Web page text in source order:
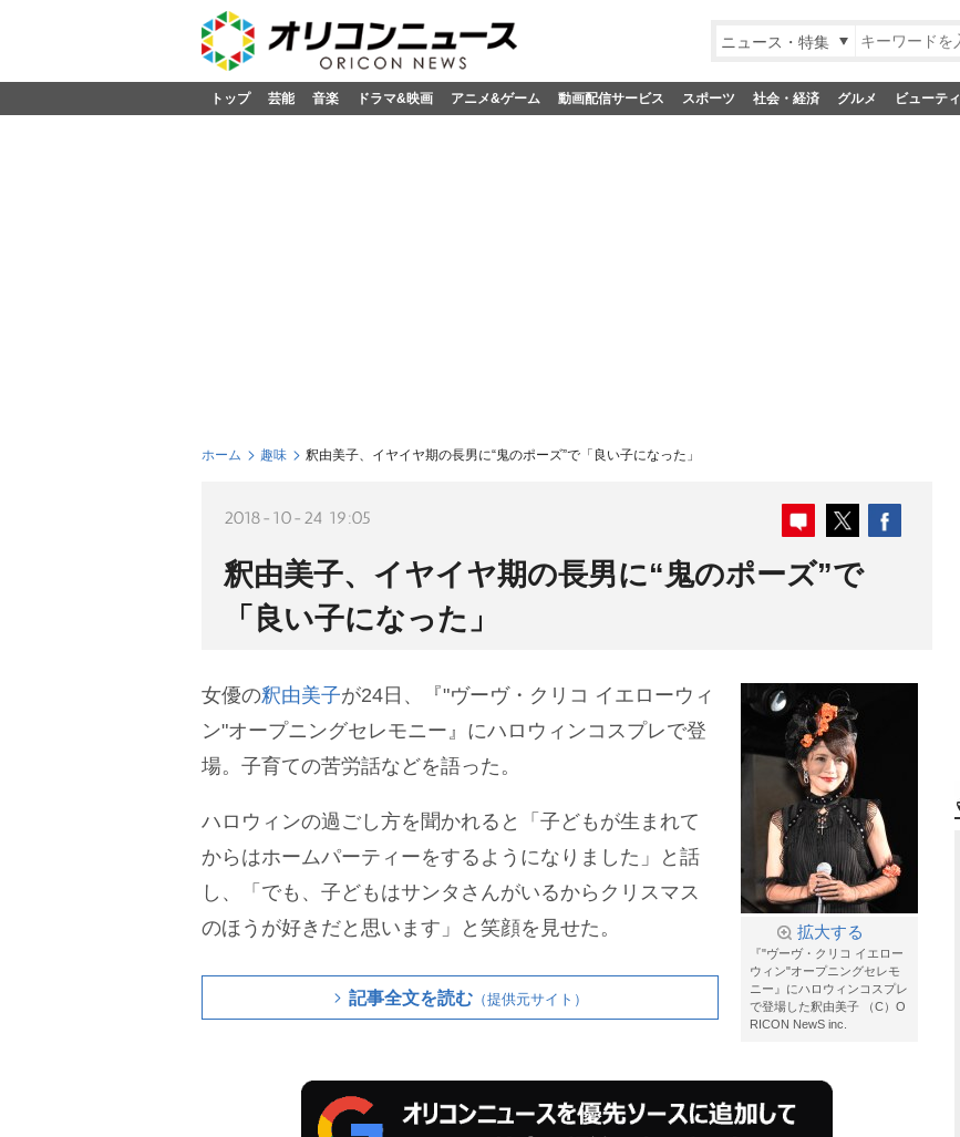
ニュース・特集
トップ 芸能 音楽 ドラマ&映画 アニメ&ゲーム 動画配信サービス スポーツ 社会・経済 グルメ ビューティ
ホーム 趣味 釈由美子、イヤイヤ期の長男に“鬼のポーズ”で「良い子になった」
2018-10-24 19:05
釈由美子、イヤイヤ期の長男に“鬼のポーズ”で
「良い子になった」
拡大する
『"ヴーヴ・クリコ イエロー
ウィン"オープニングセレモ
ニー』にハロウィンコスプレ
で登場した釈由美子 （C）O
RICON NewS inc.
女優の釈由美子が24日、『"ヴーヴ・クリコ イエローウィ
ン"オープニングセレモニー』にハロウィンコスプレで登
場。子育ての苦労話などを語った。
ハロウィンの過ごし方を聞かれると「子どもが生まれて
からはホームパーティーをするようになりました」と話
し、「でも、子どもはサンタさんがいるからクリスマス
のほうが好きだと思います」と笑顔を見せた。
記事全文を読む（提供元サイト）